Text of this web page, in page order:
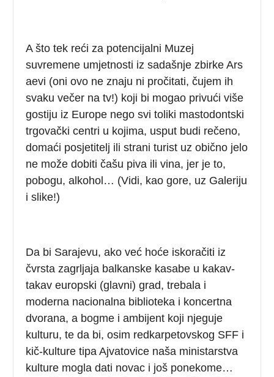
A što tek reći za potencijalni Muzej
suvremene umjetnosti iz sadašnje zbirke Ars
aevi (oni ovo ne znaju ni pročitati, čujem ih
svaku večer na tv!) koji bi mogao privući više
gostiju iz Europe nego svi toliki mastodontski
trgovački centri u kojima, usput budi rečeno,
domaći posjetitelj ili strani turist uz obično jelo
ne može dobiti čašu piva ili vina, jer je to,
pobogu, alkohol… (Vidi, kao gore, uz Galeriju
i slike!)
Da bi Sarajevu, ako već hoće iskoračiti iz
čvrsta zagrljaja balkanske kasabe u kakav-
takav europski (glavni) grad, trebala i
moderna nacionalna biblioteka i koncertna
dvorana, a bogme i ambijent koji njeguje
kulturu, te da bi, osim redkarpetovskog SFF i
kič-kulture tipa Ajvatovice naša ministarstva
kulture mogla dati novac i još ponekome…